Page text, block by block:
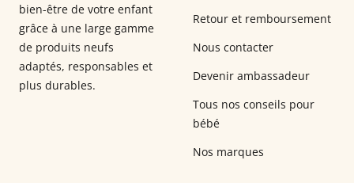
bien-être de votre enfant
grâce à une large gamme
de produits neufs
adaptés, responsables et
plus durables.
Retour et remboursement
Nous contacter
Devenir ambassadeur
Tous nos conseils pour
bébé
Nos marques